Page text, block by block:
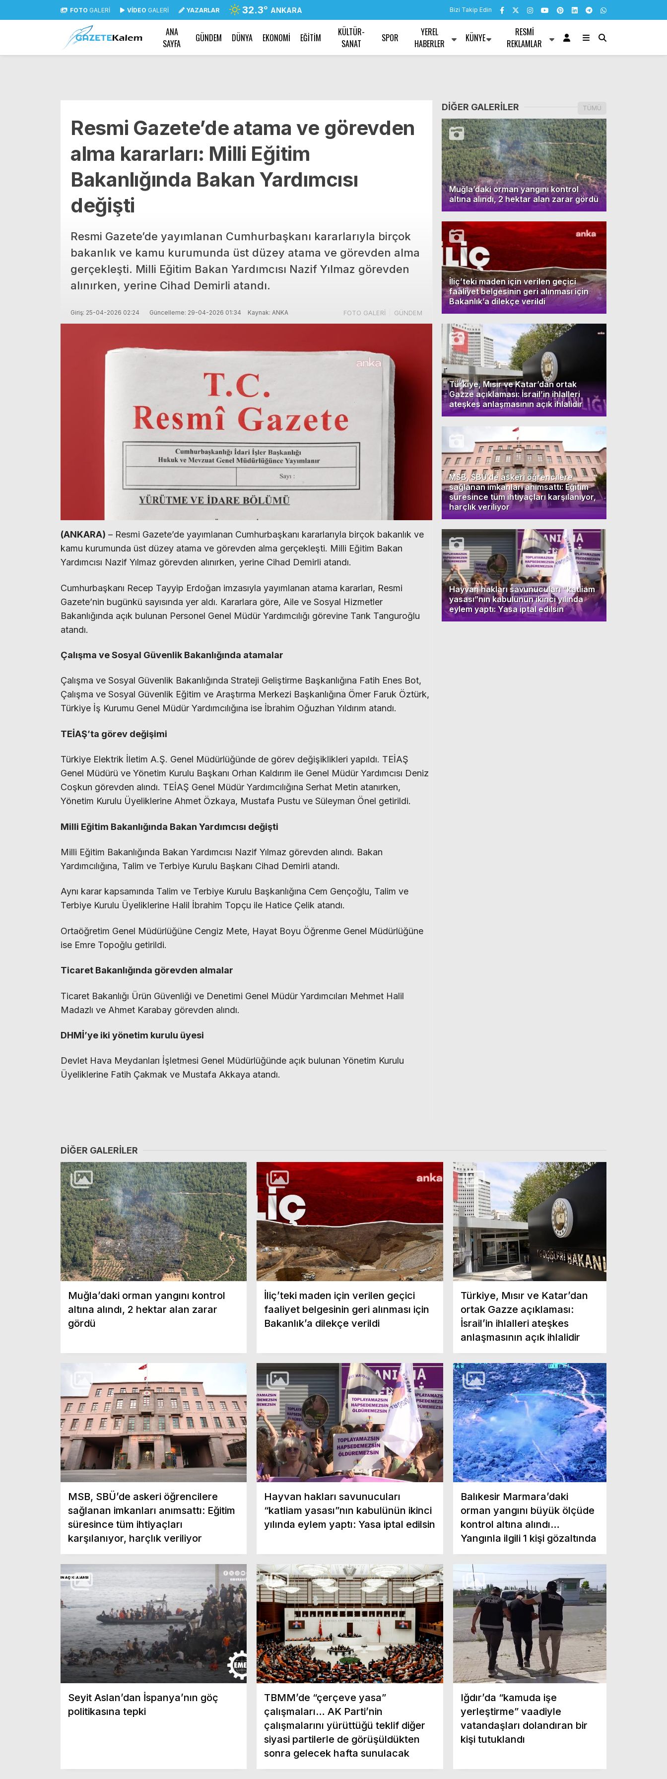
FOTO GALERİ VİDEO GALERİ YAZARLAR 32.3° ANKARA Bizi Takip Edin
ANA
SAYFA
GÜNDEM DÜNYA EKONOMİ EĞİTİM
KÜLTÜR-
SANAT
SPOR
YEREL
HABERLER
KÜNYE
RESMI
REKLAMLAR
Resmi Gazete’de atama ve görevden
alma kararları: Milli Eğitim
Bakanlığında Bakan Yardımcısı
değişti
Resmi Gazete’de yayımlanan Cumhurbaşkanı kararlarıyla birçok
bakanlık ve kamu kurumunda üst düzey atama ve görevden alma
gerçekleşti. Milli Eğitim Bakan Yardımcısı Nazif Yılmaz görevden
alınırken, yerine Cihad Demirli atandı.
Giriş: 25-04-2026 02:24 Güncelleme: 29-04-2026 01:34 Kaynak: ANKA FOTO GALERİ GÜNDEM
(ANKARA) – Resmi Gazete’de yayımlanan Cumhurbaşkanı kararlarıyla birçok bakanlık ve
kamu kurumunda üst düzey atama ve görevden alma gerçekleşti. Milli Eğitim Bakan
Yardımcısı Nazif Yılmaz görevden alınırken, yerine Cihad Demirli atandı.
Cumhurbaşkanı Recep Tayyip Erdoğan imzasıyla yayımlanan atama kararları, Resmi
Gazete’nin bugünkü sayısında yer aldı. Kararlara göre, Aile ve Sosyal Hizmetler
Bakanlığında açık bulunan Personel Genel Müdür Yardımcılığı görevine Tarık Tanguroğlu
atandı.
Çalışma ve Sosyal Güvenlik Bakanlığında atamalar
Çalışma ve Sosyal Güvenlik Bakanlığında Strateji Geliştirme Başkanlığına Fatih Enes Bot,
Çalışma ve Sosyal Güvenlik Eğitim ve Araştırma Merkezi Başkanlığına Ömer Faruk Öztürk,
Türkiye İş Kurumu Genel Müdür Yardımcılığına ise İbrahim Oğuzhan Yıldırım atandı.
TEİAŞ’ta görev değişimi
Türkiye Elektrik İletim A.Ş. Genel Müdürlüğünde de görev değişiklikleri yapıldı. TEİAŞ
Genel Müdürü ve Yönetim Kurulu Başkanı Orhan Kaldırım ile Genel Müdür Yardımcısı Deniz
Coşkun görevden alındı. TEİAŞ Genel Müdür Yardımcılığına Serhat Metin atanırken,
Yönetim Kurulu Üyeliklerine Ahmet Özkaya, Mustafa Pustu ve Süleyman Önel getirildi.
Milli Eğitim Bakanlığında Bakan Yardımcısı değişti
Milli Eğitim Bakanlığında Bakan Yardımcısı Nazif Yılmaz görevden alındı. Bakan
Yardımcılığına, Talim ve Terbiye Kurulu Başkanı Cihad Demirli atandı.
Aynı karar kapsamında Talim ve Terbiye Kurulu Başkanlığına Cem Gençoğlu, Talim ve
Terbiye Kurulu Üyeliklerine Halil İbrahim Topçu ile Hatice Çelik atandı.
Ortaöğretim Genel Müdürlüğüne Cengiz Mete, Hayat Boyu Öğrenme Genel Müdürlüğüne
ise Emre Topoğlu getirildi.
Ticaret Bakanlığında görevden almalar
Ticaret Bakanlığı Ürün Güvenliği ve Denetimi Genel Müdür Yardımcıları Mehmet Halil
Madazlı ve Ahmet Karabay görevden alındı.
DHMİ’ye iki yönetim kurulu üyesi
Devlet Hava Meydanları İşletmesi Genel Müdürlüğünde açık bulunan Yönetim Kurulu
Üyeliklerine Fatih Çakmak ve Mustafa Akkaya atandı.
DİĞER GALERİLER TÜMÜ
Muğla’daki orman yangını kontrol
altına alındı, 2 hektar alan zarar gördü
İliç’teki maden için verilen geçici
faaliyet belgesinin geri alınması için
Bakanlık’a dilekçe verildi
Türkiye, Mısır ve Katar’dan ortak
Gazze açıklaması: İsrail’in ihlalleri
ateşkes anlaşmasının açık ihlalidir
MSB, SBÜ’de askeri öğrencilere
sağlanan imkanları anımsattı: Eğitim
süresince tüm ihtiyaçları karşılanıyor,
harçlık veriliyor
Hayvan hakları savunucuları “katliam
yasası”nın kabulünün ikinci yılında
eylem yaptı: Yasa iptal edilsin
DIĞER GALERILER
Muğla’daki orman yangını kontrol
altına alındı, 2 hektar alan zarar
gördü
İliç’teki maden için verilen geçici
faaliyet belgesinin geri alınması için
Bakanlık’a dilekçe verildi
Türkiye, Mısır ve Katar’dan
ortak Gazze açıklaması:
İsrail’in ihlalleri ateşkes
anlaşmasının açık ihlalidir
MSB, SBÜ’de askeri öğrencilere
sağlanan imkanları anımsattı: Eğitim
süresince tüm ihtiyaçları
karşılanıyor, harçlık veriliyor
Hayvan hakları savunucuları
“katliam yasası”nın kabulünün ikinci
yılında eylem yaptı: Yasa iptal edilsin
Balıkesir Marmara’daki
orman yangını büyük ölçüde
kontrol altına alındı…
Yangınla ilgili 1 kişi gözaltında
Seyit Aslan’dan İspanya’nın göç
politikasına tepki
TBMM’de “çerçeve yasa”
çalışmaları… AK Parti’nin
çalışmalarını yürüttüğü teklif diğer
siyasi partilerle de görüşüldükten
sonra gelecek hafta sunulacak
Iğdır’da “kamuda işe
yerleştirme” vaadiyle
vatandaşları dolandıran bir
kişi tutuklandı